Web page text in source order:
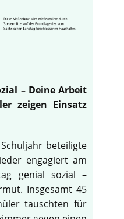
– Deine Arbeit
zeigen Einsatz
beteiligte
engagiert am
genial sozial –
Insgesamt 45
tauschten für